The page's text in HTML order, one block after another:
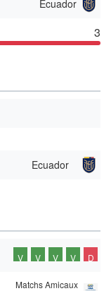
Ecuador
3
Ecuador
V V V V D
Matchs Amicaux